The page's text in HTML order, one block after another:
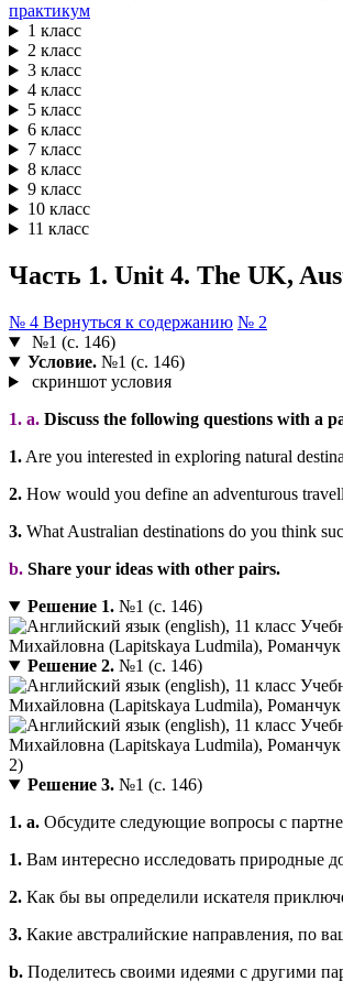
практикум
1 класс
2 класс
3 класс
4 класс
5 класс
6 класс
7 класс
8 класс
9 класс
10 класс
11 класс
Часть 1. Unit 4. The UK,
№ 4 Вернуться к содержанию № 2
№1 (с. 146)
Условие.№1 (с. 146)
скриншот условия
1. a. Discuss the following questions with a
1. Are you interested in exploring natural
2. How would you define an adventurous
3. What Australian destinations do you think
b. Share your ideas with other pairs.
Решение 1.№1 (с. 146)
Решение 2.№1 (с. 146)
Решение 3.№1 (с. 146)
1. a. Обсудите следующие вопросы с
1. Вам интересно исследовать природные
2. Как бы вы определили искателя
3. Какие австралийские направления, по
b. Поделитесь своими идеями с другими